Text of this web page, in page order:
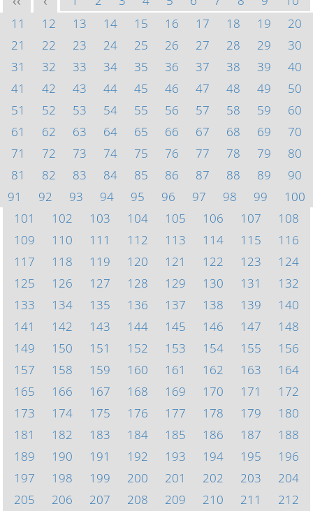
11
12 13 14 15 16 17 18 19
20
21
22 23 24 25 26 27 28 29
30
31
32 33 34 35 36 37 38 39
40
41
42 43 44 45 46 47 48 49
50
51
52 53 54 55 56 57 58 59
60
61
62 63 64 65 66 67 68 69
70
71
72 73 74 75 76 77 78 79
80
81
82 83 84 85 86 87 88 89
90
91
92 93 94 95 96 97 98 99
100
101
102 103 104 105 106 107
108
109
110 111 112 113 114 115
116
117
118 119 120 121 122 123
124
125
126 127 128 129 130 131
132
133
134 135 136 137 138 139
140
141
142 143 144 145 146 147
148
149
150 151 152 153 154 155
156
157
158 159 160 161 162 163
164
165
166 167 168 169 170 171
172
173
174 175 176 177 178 179
180
181
182 183 184 185 186 187
188
189
190 191 192 193 194 195
196
197
198 199 200 201 202 203
204
205
206 207 208 209 210 211
212